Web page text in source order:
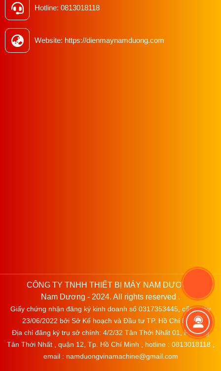
Hotline: 0813018118
Website: https://dienmaynamduong.com
CÔNG TY TNHH THIẾT BỊ MÁY NAM DƯƠNG
Nam Dương - 2024. All rights reserved .
Giấy chứng nhận đăng ký kinh doanh số 0317353445, cấp ngày
23/06/2022 bởi Sở Kế hoạch và Đầu tư TP. Hồ Chí Minh.
Địa chỉ đăng ký trụ sở chính: 4/2/32 Tân Thới Nhất 01, Phường
Tân Thới Nhất , quận 12, Tp. Hồ Chí Minh , hotline : 0813018118 ,
email : namduongvinamachine@gmail.com